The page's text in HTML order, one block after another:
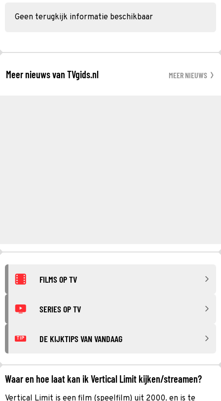
Geen terugkijk informatie beschikbaar
Meer nieuws van TVgids.nl MEER NIEUWS
FILMS OP TV
SERIES OP TV
TIP DE KIJKTIPS VAN VANDAAG
Waar en hoe laat kan ik Vertical Limit kijken/streamen?
Vertical Limit is een film (speelfilm) uit 2000. en is te